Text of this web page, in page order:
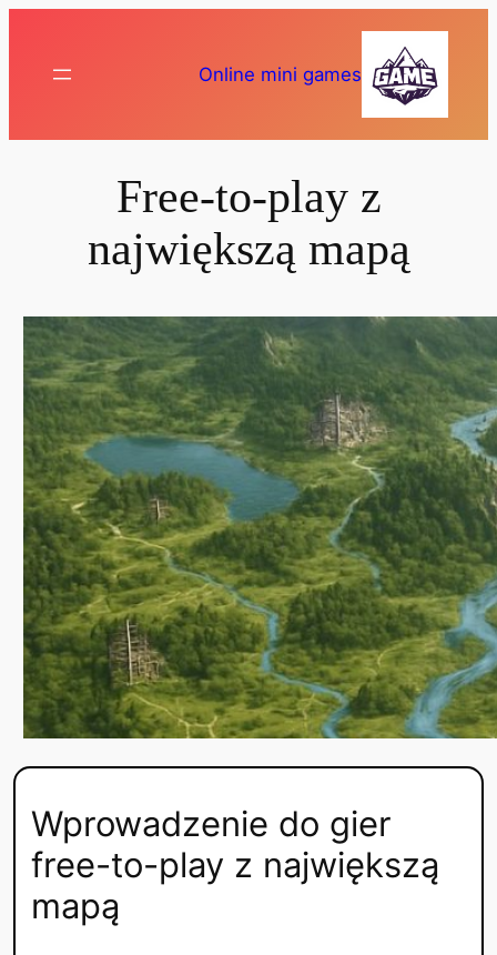
treści
Online mini games
Free-to-play z
największą mapą
Wprowadzenie do gier
free-to-play z największą
mapą